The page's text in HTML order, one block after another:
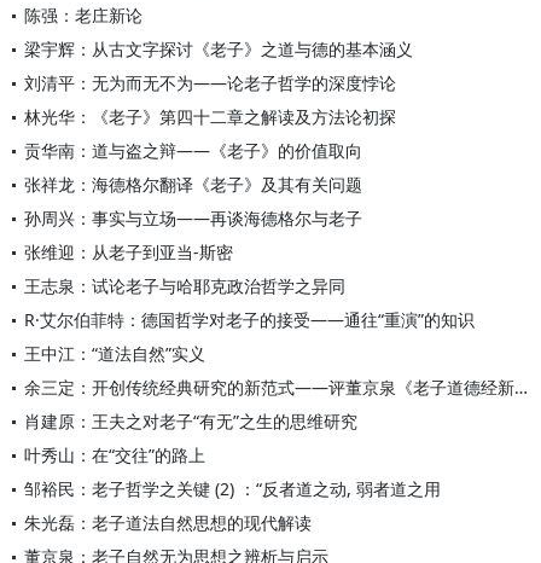
陈强：老庄新论
梁宇辉：从古文字探讨《老子》之道与德的基本涵义
刘清平：无为而无不为——论老子哲学的深度悖论
林光华：《老子》第四十二章之解读及方法论初探
贡华南：道与盗之辩——《老子》的价值取向
张祥龙：海德格尔翻译《老子》及其有关问题
孙周兴：事实与立场——再谈海德格尔与老子
张维迎：从老子到亚当-斯密
王志泉：试论老子与哈耶克政治哲学之异同
R·艾尔伯菲特：德国哲学对老子的接受——通往“重演”的知识
王中江：“道法自然”实义
余三定：开创传统经典研究的新范式——评董京泉《老子道德经新编
肖建原：王夫之对老子“有无”之生的思维研究
叶秀山：在“交往”的路上
邹裕民：老子哲学之关键 (2) ：“反者道之动, 弱者道之用
朱光磊：老子道法自然思想的现代解读
董京泉：老子自然无为思想之辨析与启示